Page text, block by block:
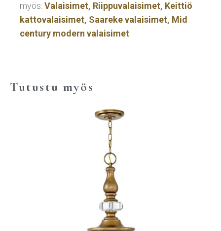
myös: Valaisimet, Riippuvalaisimet, Keittiö
kattovalaisimet, Saareke valaisimet, Mid
century modern valaisimet
Tutustu myös